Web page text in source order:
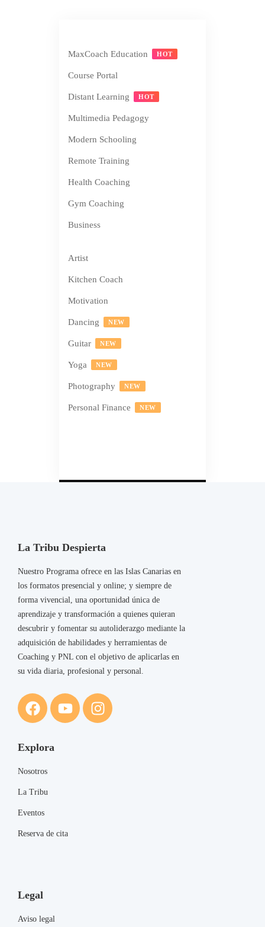
MaxCoach Education HOT
Course Portal
Distant Learning HOT
Multimedia Pedagogy
Modern Schooling
Remote Training
Health Coaching
Gym Coaching
Business
Artist
Kitchen Coach
Motivation
Dancing NEW
Guitar NEW
Yoga NEW
Photography NEW
Personal Finance NEW
La Tribu Despierta
Nuestro Programa ofrece en las Islas Canarias en
los formatos presencial y online; y siempre de
forma vivencial, una oportunidad única de
aprendizaje y transformación a quienes quieran
descubrir y fomentar su autoliderazgo mediante la
adquisición de habilidades y herramientas de
Coaching y PNL con el objetivo de aplicarlas en
su vida diaria, profesional y personal.
Explora
Nosotros
La Tribu
Eventos
Reserva de cita
Legal
Aviso legal